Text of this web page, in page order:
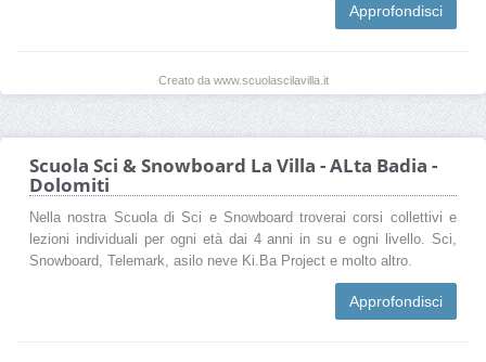
Approfondisci
Creato da www.scuolascilavilla.it
Scuola Sci & Snowboard La Villa - ALta Badia -
Dolomiti
Nella nostra Scuola di Sci e Snowboard troverai corsi collettivi e
lezioni individuali per ogni età dai 4 anni in su e ogni livello. Sci,
Snowboard, Telemark, asilo neve Ki.Ba Project e molto altro.
Approfondisci